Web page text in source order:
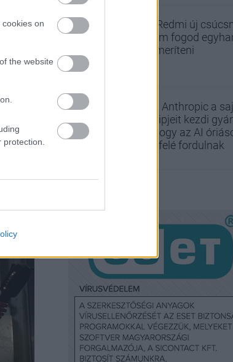
on
the website
A Redmi új
nem fogod
lemeríteni
Az Anthropic a
chipjeit kezdi
ahogy az AI
befelé fordulnak